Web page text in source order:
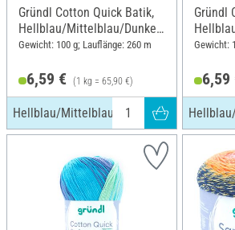
Gründl Cotton Quick Batik,
Hellblau/Mittelblau/Dunkel
blau
Gewicht: 100 g; Lauflänge: 260 m
6,59 € (1 kg = 65,90 €)
Hellblau/Mittelblau/Dunkelblau
Gründl
Gewicht:
6,59